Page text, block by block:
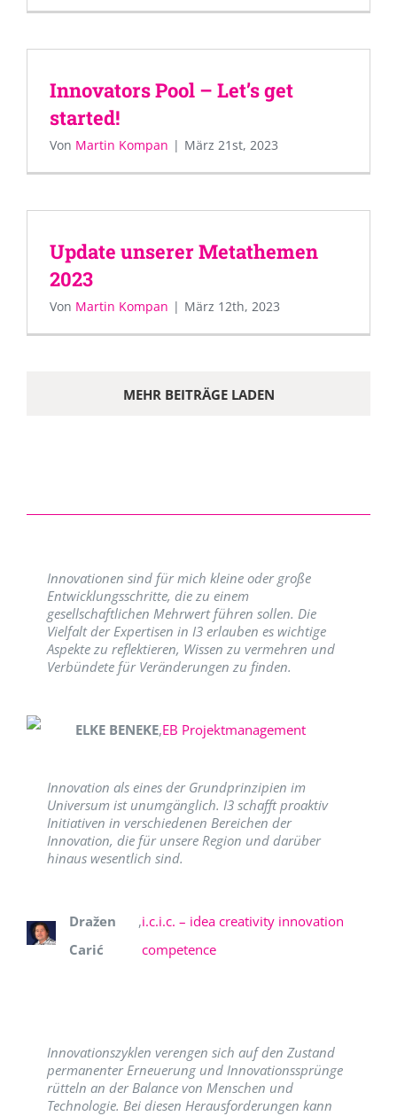
Innovators Pool – Let’s get
started!
Von Martin Kompan | März 21st, 2023
Update unserer Metathemen
2023
Von Martin Kompan | März 12th, 2023
MEHR BEITRÄGE LADEN
Innovationen sind für mich kleine oder große
Entwicklungsschritte, die zu einem
gesellschaftlichen Mehrwert führen sollen. Die
Vielfalt der Expertisen in I3 erlauben es wichtige
Aspekte zu reflektieren, Wissen zu vermehren und
Verbündete für Veränderungen zu finden.
ELKE BENEKE,EB Projektmanagement
Innovation als eines der Grundprinzipien im
Universum ist unumgänglich. I3 schafft proaktiv
Initiativen in verschiedenen Bereichen der
Innovation, die für unsere Region und darüber
hinaus wesentlich sind.
Dražen
Carić
,i.c.i.c. – idea creativity innovation
competence
Innovationszyklen verengen sich auf den Zustand
permanenter Erneuerung und Innovationssprünge
rütteln an der Balance von Menschen und
Technologie. Bei diesen Herausforderungen kann